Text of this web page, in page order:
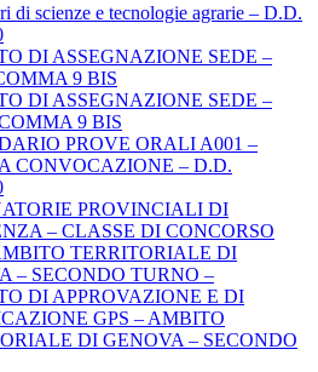
di scienze e tecnologie agrarie – D.D.
DI ASSEGNAZIONE SEDE –
9 BIS
DI ASSEGNAZIONE SEDE –
9 BIS
PROVE ORALI A001 –
CONVOCAZIONE – D.D.
PROVINCIALI DI
– CLASSE DI CONCORSO
TERRITORIALE DI
– SECONDO TURNO –
DI APPROVAZIONE E DI
GPS – AMBITO
DI GENOVA – SECONDO